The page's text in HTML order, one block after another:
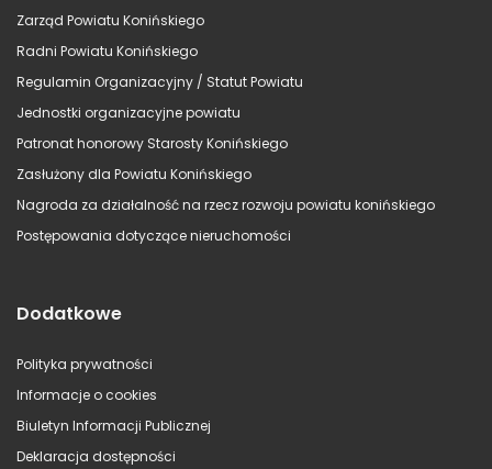
Zarząd Powiatu Konińskiego
Radni Powiatu Konińskiego
Regulamin Organizacyjny / Statut Powiatu
Jednostki organizacyjne powiatu
Patronat honorowy Starosty Konińskiego
Zasłużony dla Powiatu Konińskiego
Nagroda za działalność na rzecz rozwoju powiatu konińskiego
Postępowania dotyczące nieruchomości
Dodatkowe
Polityka prywatności
Informacje o cookies
Biuletyn Informacji Publicznej
Deklaracja dostępności